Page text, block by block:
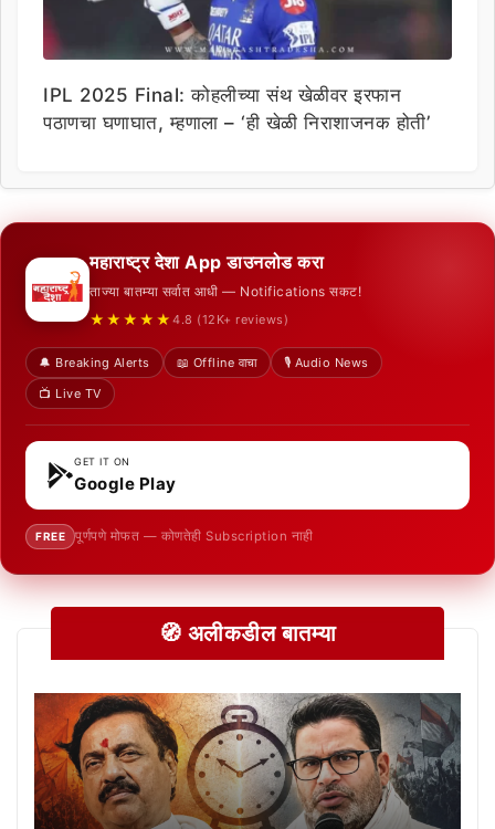
IPL 2025 Final: कोहलीच्या संथ खेळीवर इरफान
पठाणचा घणाघात, म्हणाला – ‘ही खेळी निराशाजनक होती’
महाराष्ट्र देशा App डाउनलोड करा
ताज्या बातम्या सर्वात आधी — Notifications सकट!
★★★★★ 4.8 (12K+ reviews)
🔔 Breaking Alerts 📖 Offline वाचा
🎙️ Audio News
📺 Live TV
GET IT ON
Google Play
FREE पूर्णपणे मोफत — कोणतेही Subscription नाही
🧭 अलीकडील बातम्या